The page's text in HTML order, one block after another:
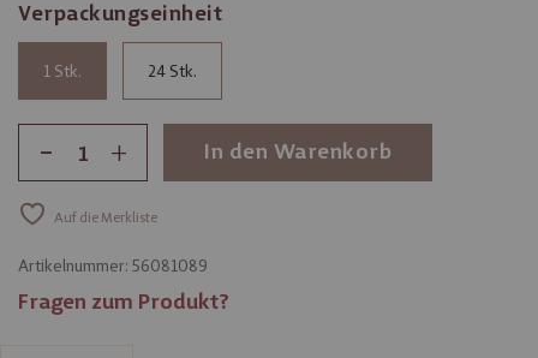
Verpackungseinheit
1 24
- + In den Warenkorb
Auf die Merkliste
Artikelnummer: 56081089
Fragen zum Produkt?